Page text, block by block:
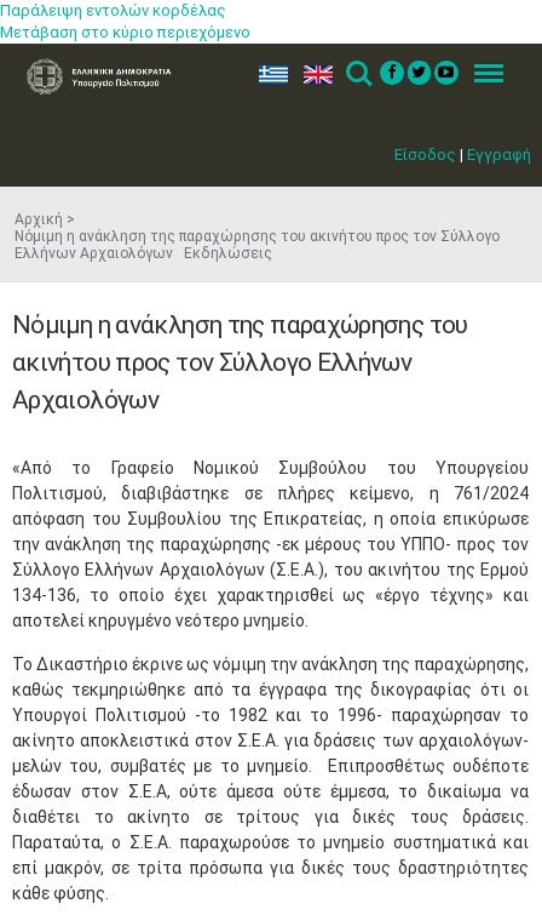
Παράλειψη εντολών κορδέλας
Μετάβαση στο κύριο περιεχόμενο
Είσοδος | Εγγραφή
ελ en Search Menu
Αρχική
Νόμιμη η ανάκληση της παραχώρησης του ακινήτου προς τον Σύλλογο
Ελλήνων Αρχαιολόγων Εκδηλώσεις
Νόμιμη η ανάκληση της παραχώρησης του
ακινήτου προς τον Σύλλογο Ελλήνων
Αρχαιολόγων
​«Από το Γραφείο Νομικού Συμβούλου του Υπουργείου
Πολιτισμού, διαβιβάστηκε σε πλήρες κείμενο, η 761/2024
απόφαση του Συμβουλίου της Επικρατείας, η οποία επικύρωσε
την ανάκληση της παραχώρησης -εκ μέρους του ΥΠΠΟ- προς τον
Σύλλογο Ελλήνων Αρχαιολόγων (Σ.Ε.Α.), του ακινήτου της Ερμού
134-136, το οποίο έχει χαρακτηρισθεί ως «έργο τέχνης» και
αποτελεί κηρυγμένο νεότερο μνημείο.
Το Δικαστήριο έκρινε ως νόμιμη την ανάκληση της παραχώρησης,
καθώς τεκμηριώθηκε από τα έγγραφα της δικογραφίας ότι οι
Υπουργοί Πολιτισμού -το 1982 και το 1996- παραχώρησαν το
ακίνητο αποκλειστικά στον Σ.Ε.Α. για δράσεις των αρχαιολόγων-
μελών του, συμβατές με το μνημείο. Επιπροσθέτως ουδέποτε
έδωσαν στον Σ.Ε.Α, ούτε άμεσα ούτε έμμεσα, το δικαίωμα να
διαθέτει το ακίνητο σε τρίτους για δικές τους δράσεις.
Παραταύτα, ο Σ.Ε.Α. παραχωρούσε το μνημείο συστηματικά και
επί μακρόν, σε τρίτα πρόσωπα για δικές τους δραστηριότητες
κάθε φύσης.